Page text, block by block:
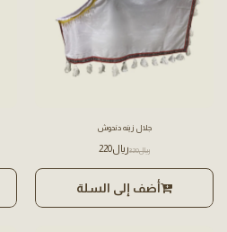
جلال زينه دندوش
﷼320﷼220
أضف إلى السلة